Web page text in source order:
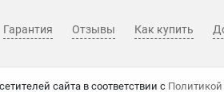
сайта в соответствии с
Гарантия Отзывы Как купить